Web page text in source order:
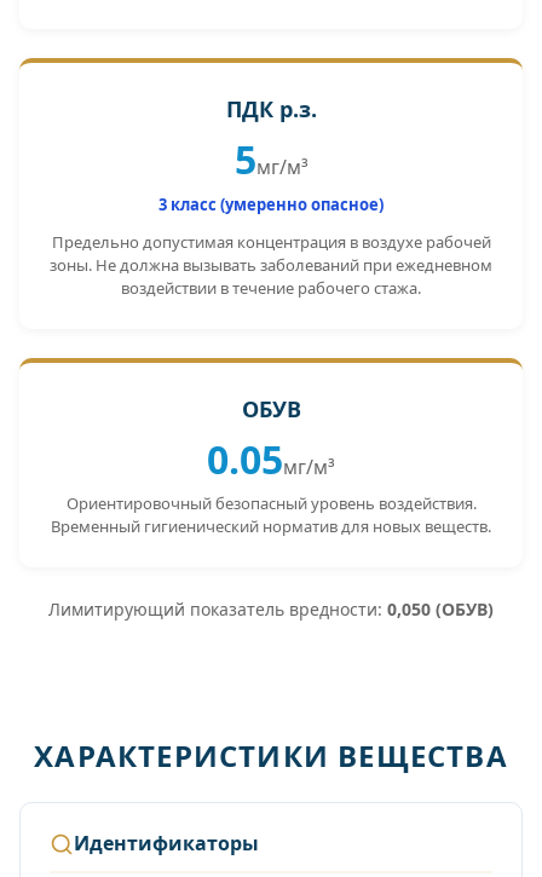
ПДК р.з.
5мг/м³
3 класс (умеренно опасное)
Предельно допустимая концентрация в воздухе рабочей
зоны. Не должна вызывать заболеваний при ежедневном
воздействии в течение рабочего стажа.
ОБУВ
0.05мг/м³
Ориентировочный безопасный уровень воздействия.
Временный гигиенический норматив для новых веществ.
Лимитирующий показатель вредности: 0,050 (ОБУВ)
ХАРАКТЕРИСТИКИ ВЕЩЕСТВА
Идентификаторы